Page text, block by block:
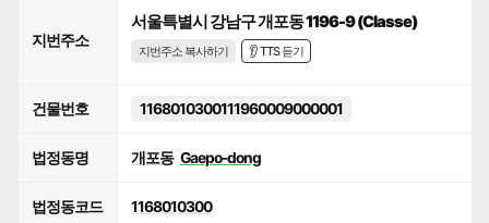
지번주소
서울특별시 강남구 개포동 1196-9 (Classe)
지번주소 복사하기 👂 TTS 듣기
건물번호 1168010300111960009000001
법정동명 개포동 Gaepo-dong
법정동코드 1168010300